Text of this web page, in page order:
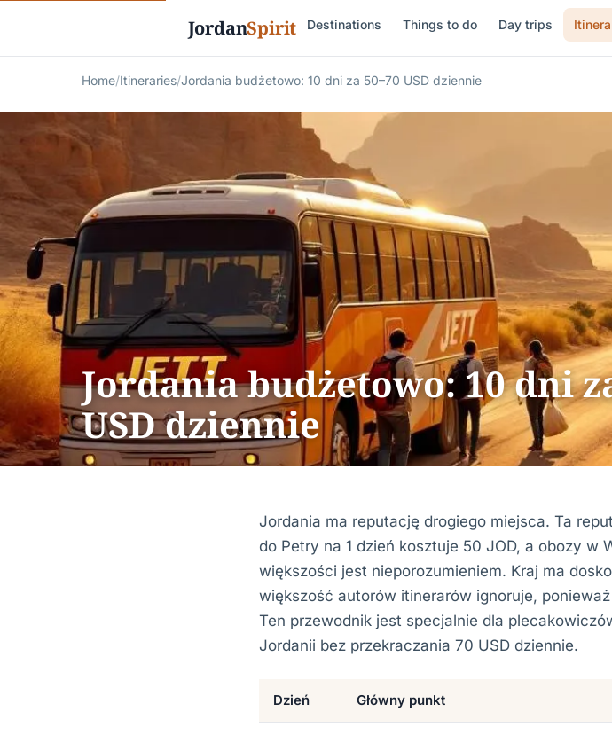
JordanSpirit Destinations Things to do Day trips
Home/Itineraries/Jordania budżetowo: 10 dni za 50–70 USD dziennie
Jordania budżetowo: 10 dni
USD dziennie
Jordania ma reputację drogiego miejsca. Ta
do Petry na 1 dzień kosztuje 50 JOD, a obozy w
większości jest nieporozumieniem. Kraj ma
większość autorów itinerarów ignoruje,
Ten przewodnik jest specjalnie dla
Jordanii bez przekraczania 70 USD dziennie.
Dzień Główny punkt